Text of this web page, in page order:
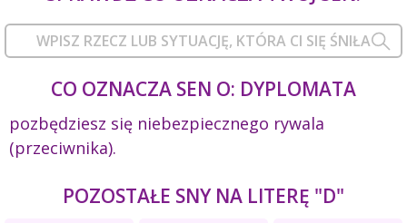
CO OZNACZA SEN O: DYPLOMATA
pozbędziesz się niebezpiecznego rywala
(przeciwnika).
POZOSTAŁE SNY NA LITERĘ "D"